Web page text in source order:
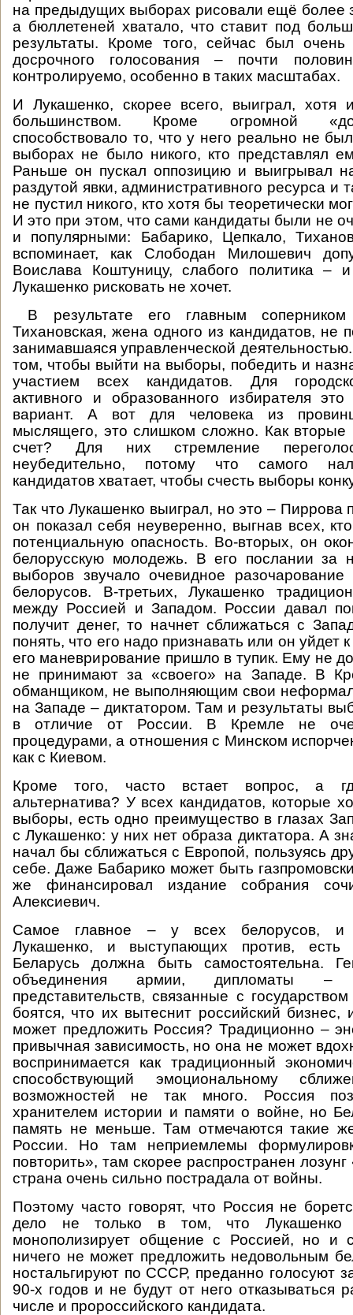
на предыдущих выборах рисовали ещё более
а бюллетеней хватало, что ставит под
результаты. Кроме того, сейчас был
досрочного голосования – почти
контролируемо, особенно в таких масштабах.
И Лукашенко, скорее всего, выиграл,
большинством. Кроме огромной
способствовало то, что у него реально не
выборах не было никого, кто представлял
Раньше он пускал оппозицию и выигрывал
раздутой явки, административного ресурса и
не пустил никого, кто хотя бы теоретически
И это при этом, что сами кандидаты были не
и популярными: Бабарико, Цепкало,
вспоминает, как Слободан Милошевич
Воислава Коштуницу, слабого политика –
Лукашенко рисковать не хочет.
В результате его главным
Тихановская, жена одного из кандидатов, не
занимавшаяся управленческой
том, чтобы выйти на выборы, победить и
участием всех кандидатов. Для
активного и образованного избирателя
вариант. А вот для человека из
мыслящего, это слишком сложно. Как
счет? Для них стремление
неубедительно, потому что самого
кандидатов хватает, чтобы счесть выборы
Так что Лукашенко выиграл, но это – Пиррова
он показал себя неуверенно, выгнав всех,
потенциальную опасность. Во-вторых, он
белорусскую молодежь. В его послании за
выборов звучало очевидное
белорусов. В-третьих, Лукашенко
между Россией и Западом. России давал
получит денег, то начнет сближаться с
понять, что его надо признавать или он уйдет
его маневрирование пришло в тупик. Ему не
не принимают за «своего» на Западе. В
обманщиком, не выполняющим свои
на Западе – диктатором. Там и результаты
в отличие от России. В Кремле не
процедурами, а отношения с Минском
как с Киевом.
Кроме того, часто встает вопрос, а
альтернатива? У всех кандидатов, которые
выборы, есть одно преимущество в глазах
с Лукашенко: у них нет образа диктатора. А
начал бы сближаться с Европой, пользуясь
себе. Даже Бабарико может быть
же финансировал издание собрания
Алексиевич.
Самое главное – у всех белорусов, и
Лукашенко, и выступающих против, есть
Беларусь должна быть самостоятельна.
объединения армии, дипломаты –
представительств, связанные с
боятся, что их вытеснит российский
может предложить Россия? Традиционно –
привычная зависимость, но она не может
воспринимается как традиционный
способствующий эмоциональному
возможностей не так много. Россия
хранителем истории и памяти о войне, но
память не меньше. Там отмечаются такие
России. Но там неприемлемы
повторить», там скорее распространен
страна очень сильно пострадала от войны.
Поэтому часто говорят, что Россия не
дело не только в том, что Лукашенко
монополизирует общение с Россией, но и
ничего не может предложить недовольным
ностальгируют по СССР, преданно голосуют
90-х годов и не будут от него отказываться
числе и пророссийского кандидата.